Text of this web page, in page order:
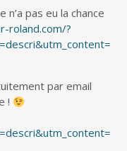
pas eu la chance
roland.com/?
par email
!